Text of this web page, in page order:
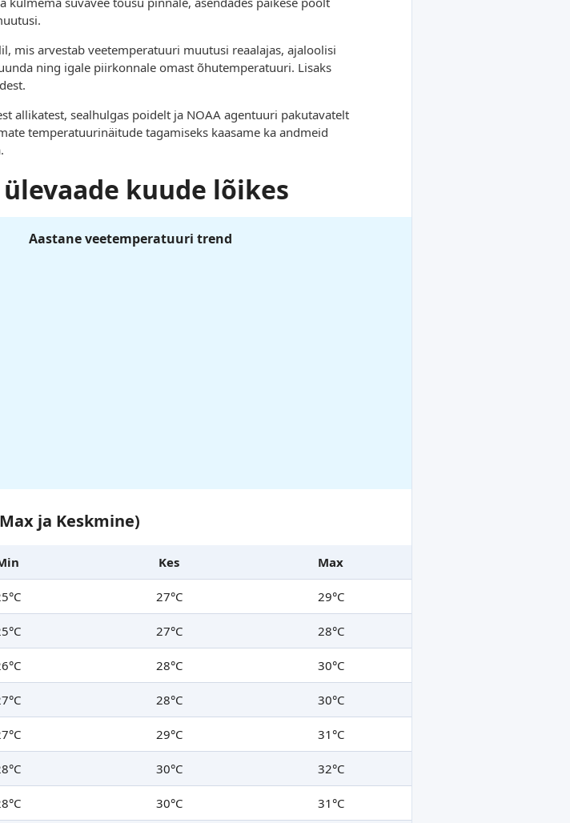
mis arvestab veetemperatuuri muutusi reaalajas, ajaloolisi
ning igale piirkonnale omast õhutemperatuuri. Lisaks
allikatest, sealhulgas poidelt ja NOAA agentuuri pakutavatelt
temperatuurinäitude tagamiseks kaasame ka andmeid
kuude lõikes
Aastane veetemperatuuri trend
ja Keskmine)
Kes Max
27°C 29°C
27°C 28°C
28°C 30°C
28°C 30°C
29°C 31°C
30°C 32°C
30°C 31°C